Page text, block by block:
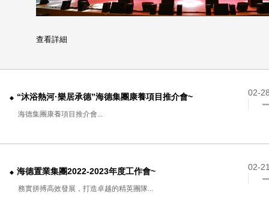
查看詳細
“沐浴熱河·樂居承德”海德集團康養項目推介會~
海德集團康養項目推介會...
02-
海德置業集團2022-2023年度工作會~
務實拼搏高效發展，打造卓越的精英團隊...
02-